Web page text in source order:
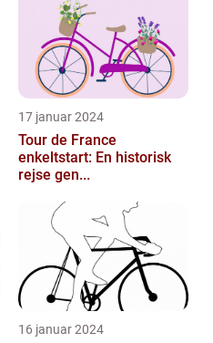
17 januar 2024
Tour de France
enkeltstart: En historisk
rejse gen...
16 januar 2024